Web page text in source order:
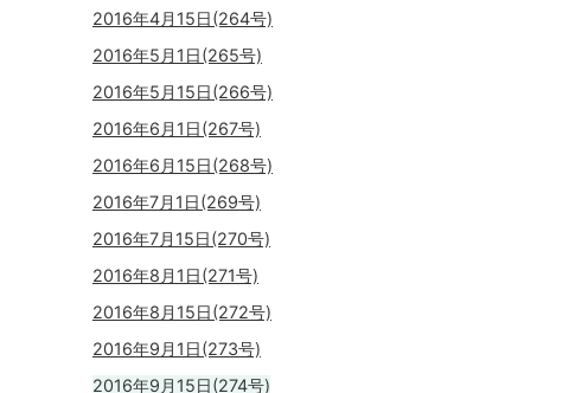
2016年4月15日(264号)
2016年5月1日(265号)
2016年5月15日(266号)
2016年6月1日(267号)
2016年6月15日(268号)
2016年7月1日(269号)
2016年7月15日(270号)
2016年8月1日(271号)
2016年8月15日(272号)
2016年9月1日(273号)
2016年9月15日(274号)